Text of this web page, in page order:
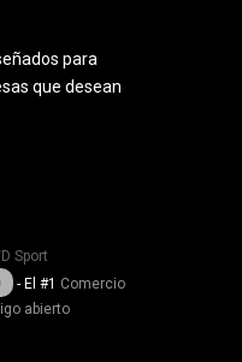
para
que desean
Sport
- El #1 Comercio
abierto